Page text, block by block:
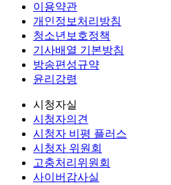
이용약관
개인정보처리방침
청소년보호정책
기사배열 기본방침
방송편성규약
윤리강령
시청자실
시청자의견
시청자 비평 플러스
시청자 위원회
고충처리위원회
사이버감사실